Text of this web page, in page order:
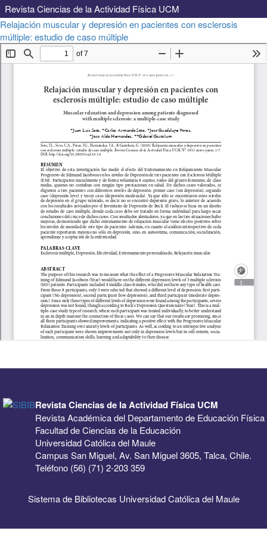
Revista Ciencias de la Actividad Física UCM
Volver
a
los
detalles
Relajación muscular y depresión en pacientes con esclerosis
múltiple: estudio de caso múltiple
PDF
Revista Ciencias de la Actividad Física UCM
Revista Académica del Departamento de Educación Física
Facultad de Ciencias de la Educación
Universidad Católica del Maule
Campus San Miguel, Av. San Miguel 3605, Talca, Chile.
Teléfono (56) (71) 2-203 359
Sistema de Bibliotecas Universidad Católica del Maule